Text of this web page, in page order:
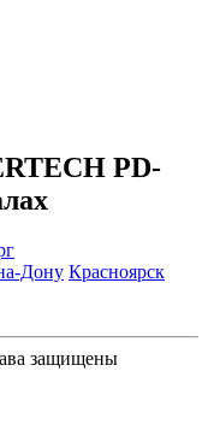
PD-
Дону Красноярск
защищены